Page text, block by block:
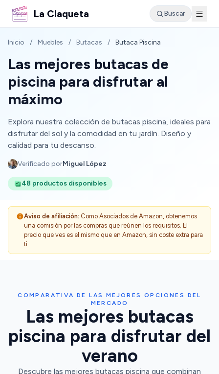
La Claqueta Buscar
Inicio / Muebles / Butacas / Butaca Piscina
Las mejores butacas de
piscina para disfrutar al
máximo
Explora nuestra colección de butacas piscina, ideales para
disfrutar del sol y la comodidad en tu jardín. Diseño y
calidad para tu descanso.
Verificado porMiguel López
48 productos disponibles
Aviso de afiliación: Como Asociados de Amazon, obtenemos
una comisión por las compras que reúnen los requisitos. El
precio que ves es el mismo que en Amazon, sin coste extra para
ti.
COMPARATIVA DE LAS MEJORES OPCIONES DEL
MERCADO
Las mejores butacas
piscina para disfrutar del
verano
Descubre las mejores butacas piscina que combinan